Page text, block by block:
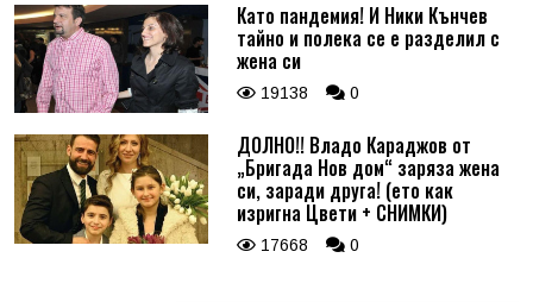
Като пандемия! И Ники Кънчев
тайно и полека се е разделил с
жена си
19138 0
ДОЛНО!! Владо Караджов от
„Бригада Нов дом“ заряза жена
си, заради друга! (ето как
изригна Цвети + СНИМКИ)
17668 0